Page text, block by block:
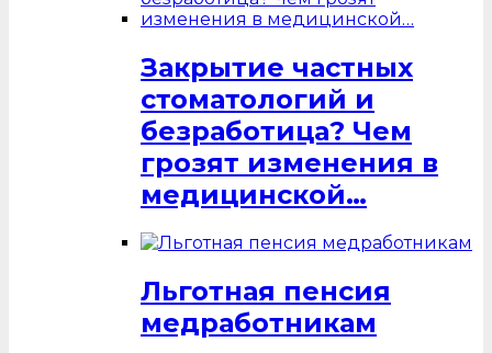
Закрытие частных
стоматологий и
безработица? Чем
грозят изменения в
медицинской…
Льготная пенсия
медработникам